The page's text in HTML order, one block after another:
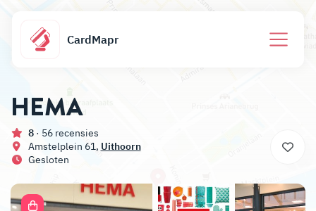
CardMapr
HEMA
8 · 56 recensies
Amstelplein 61, Uithoorn
Gesloten